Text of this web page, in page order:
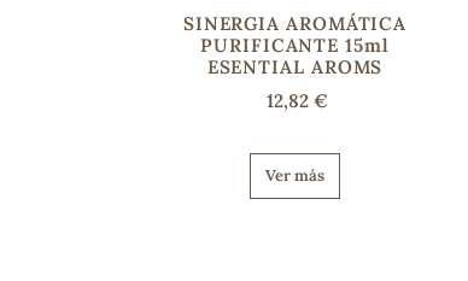
SINERGIA AROMÁTICA
PURIFICANTE 15ml
ESENTIAL AROMS
12,82 €
Ver más